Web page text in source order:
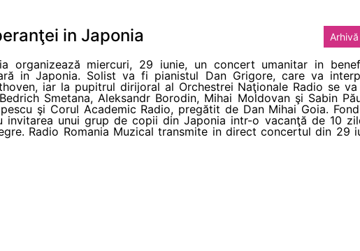
Arhivă
in Japonia
organizează miercuri, 29 iunie, un concert umanitar in
in Japonia. Solist va fi pianistul Dan Grigore, care va
iar la pupitrul dirijoral al Orchestrei Naţionale Radio se
Smetana, Aleksandr Borodin, Mihai Moldovan şi Sabin
şi Corul Academic Radio, pregătit de Dan Mihai Goia.
unui grup de copii din Japonia intr-o vacanţă de 10
Radio Romania Muzical transmite in direct concertul din 29